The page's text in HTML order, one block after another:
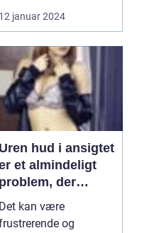
Introduktion til uren
hud i p...
12 januar 2024
Uren hud i ansigtet
et almindeligt
problem, der
påvirker mange
voksne
Det kan være
og